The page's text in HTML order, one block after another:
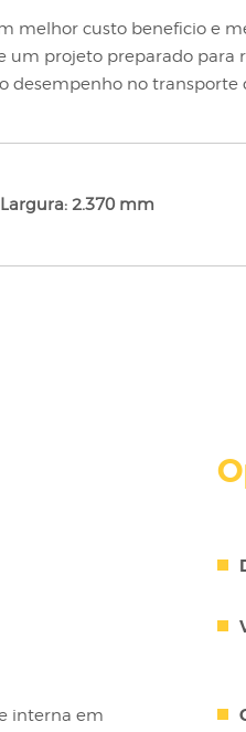
melhor custo beneficio e
um projeto preparado
desempenho no transporte
Largura: 2.370 mm
interna em